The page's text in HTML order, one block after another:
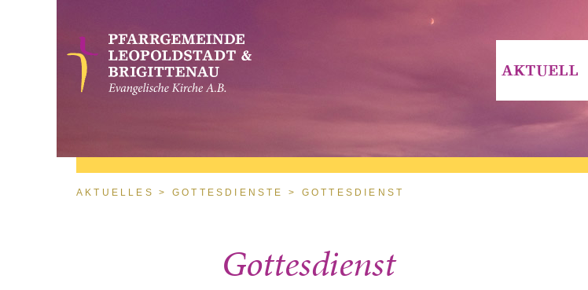
AKTUELL
Sie sind hier
AKTUELLES GOTTESDIENSTE GOTTESDIENST
Gottesdienst